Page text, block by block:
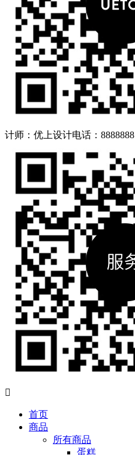
计师：优上设计电话：8888888

首页
商品
所有商品
蛋糕